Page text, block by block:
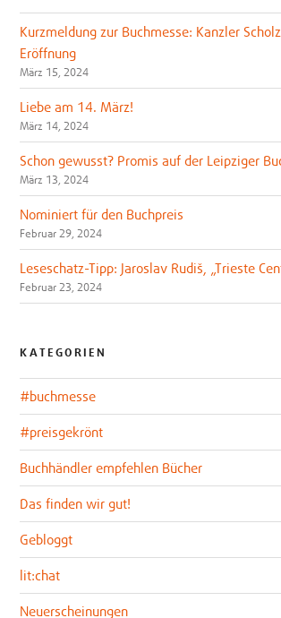
Kurzmeldung zur Buchmesse: Kanzler
Eröffnung
März 15, 2024
Liebe am 14. März!
März 14, 2024
Schon gewusst? Promis auf der Leipziger
März 13, 2024
Nominiert für den Buchpreis
Februar 29, 2024
Leseschatz-Tipp: Jaroslav Rudiš, „Trieste
Februar 23, 2024
KATEGORIEN
#buchmesse
#preisgekrönt
Buchhändler empfehlen Bücher
Das finden wir gut!
Gebloggt
lit:chat
Neuerscheinungen